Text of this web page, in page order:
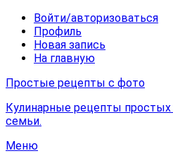
Войти/авторизоваться
Профиль
Новая запись
На главную
Простые рецепты с фото
Кулинарные рецепты
семьи.
Меню